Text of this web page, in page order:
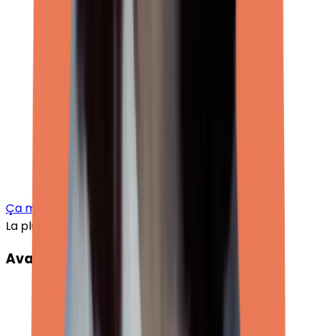
Ça m'intéresse
La plus populaire
Avancée